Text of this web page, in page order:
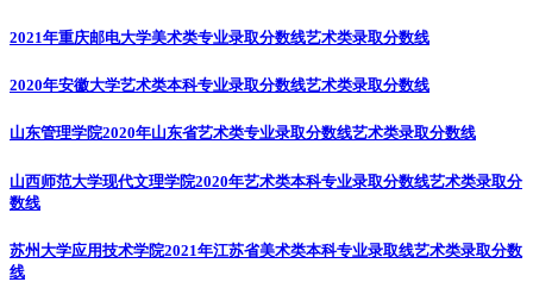
2021年重庆邮电大学美术类专业录取分数线艺术类录取分数线
2020年安徽大学艺术类本科专业录取分数线艺术类录取分数线
山东管理学院2020年山东省艺术类专业录取分数线艺术类录取分数线
山西师范大学现代文理学院2020年艺术类本科专业录取分数线艺术类录取分
数线
苏州大学应用技术学院2021年江苏省美术类本科专业录取线艺术类录取分数
线